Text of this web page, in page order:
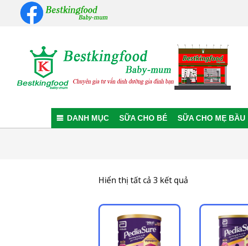
Baby-
mum
DANH MỤC SỮA CHO BÉ SỮA CHO MẸ BẦU
Hiển thị tất cả 3 kết quả
xếp